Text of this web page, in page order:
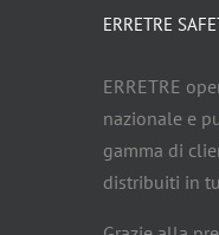
ERRETRE
ERRETRE
nazionale e
gamma di
distribuiti in